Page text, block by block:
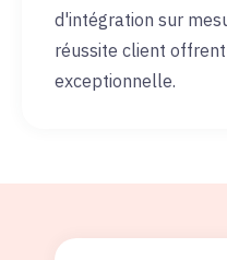
d'intégration sur
réussite client
exceptionnelle.